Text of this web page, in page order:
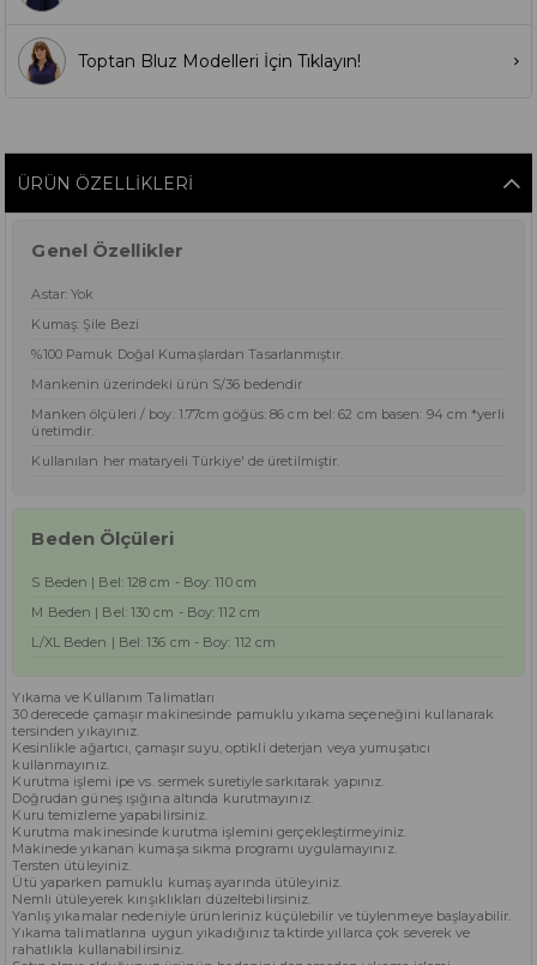
Toptan Bluz Modelleri İçin Tıklayın!
ÜRÜN ÖZELLIKLERI
Genel Özellikler
Astar: Yok
Kumaş: Şile Bezi
%100 Pamuk Doğal Kumaşlardan Tasarlanmıştır.
Mankenin üzerindeki ürün S/36 bedendir
Manken ölçüleri / boy: 1.77cm göğüs: 86 cm bel: 62 cm basen: 94 cm *yerli
üretimdir.
Kullanılan her mataryeli Türkiye' de üretilmiştir.
Beden Ölçüleri
S Beden | Bel: 128 cm - Boy: 110 cm
M Beden | Bel: 130 cm - Boy: 112 cm
L/XL Beden | Bel: 136 cm - Boy: 112 cm
Yıkama ve Kullanım Talimatları
30 derecede çamaşır makinesinde pamuklu yıkama seçeneğini kullanarak
tersinden yıkayınız.
Kesinlikle ağartıcı, çamaşır suyu, optikli deterjan veya yumuşatıcı
kullanmayınız.
Kurutma işlemi ipe vs. sermek suretiyle sarkıtarak yapınız.
Doğrudan güneş ışığına altında kurutmayınız.
Kuru temizleme yapabilirsiniz.
Kurutma makinesinde kurutma işlemini gerçekleştirmeyiniz.
Makinede yıkanan kumaşa sıkma programı uygulamayınız.
Tersten ütüleyiniz.
Ütü yaparken pamuklu kumaş ayarında ütüleyiniz.
Nemli ütüleyerek kırışıklıkları düzeltebilirsiniz.
Yanlış yıkamalar nedeniyle ürünleriniz küçülebilir ve tüylenmeye başlayabilir.
Yıkama talimatlarına uygun yıkadığınız taktirde yıllarca çok severek ve
rahatlıkla kullanabilirsiniz.